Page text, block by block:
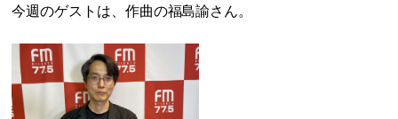
今週のゲストは、作曲の福島諭さん。